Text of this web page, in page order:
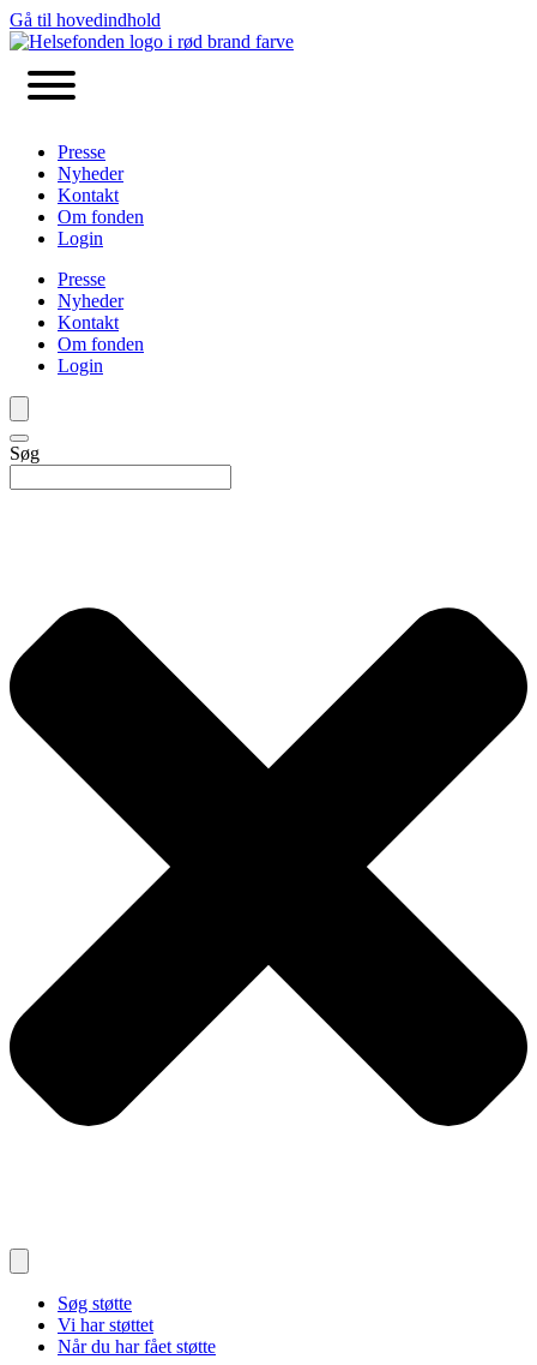
Gå til hovedindhold
Presse
Nyheder
Kontakt
Om fonden
Login
Presse
Nyheder
Kontakt
Om fonden
Login
Søg
Søg støtte
Vi har støttet
Når du har fået støtte